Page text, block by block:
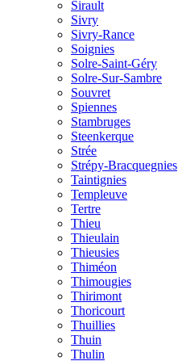
Sirault
Sivry
Sivry-Rance
Soignies
Solre-Saint-Géry
Solre-Sur-Sambre
Souvret
Spiennes
Stambruges
Steenkerque
Strée
Strépy-Bracquegnies
Taintignies
Templeuve
Tertre
Thieu
Thieulain
Thieusies
Thiméon
Thimougies
Thirimont
Thoricourt
Thuillies
Thuin
Thulin